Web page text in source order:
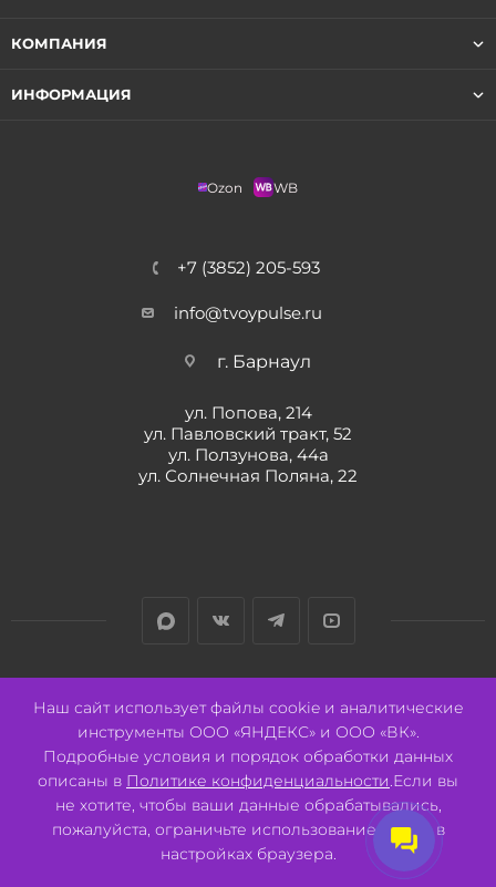
КОМПАНИЯ
ИНФОРМАЦИЯ
Ozon WB
+7 (3852) 205-593
info@tvoypulse.ru
г. Барнаул
ул. Попова, 214
ул. Павловский тракт, 52
ул. Ползунова, 44а
ул. Солнечная Поляна, 22
2026 © ООО "СВК"/ 656064 г. Барнаул, ул. Павловский тракт, 52.
ИНН 2221130516 ОГРН 1082221000531.
Pulse - сеть магазинов для активных
Разработано:Авалон
Наш сайт использует файлы cookie и аналитические
инструменты ООО «ЯНДЕКС» и ООО «ВК».
Подробные условия и порядок обработки данных
описаны в Политике конфиденциальности.Если вы
не хотите, чтобы ваши данные обрабатывались,
пожалуйста, ограничьте использование cookie в
настройках браузера.